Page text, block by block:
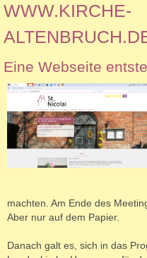
WWW.KIRCHE-
Eine Webseite
machten. Am Ende des
Aber nur auf dem Papier.
Danach galt es, sich in das